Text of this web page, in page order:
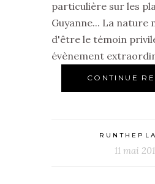
particulière sur les
Guyanne... La
d'être le témoin
évènement
CONTINUE
11 mai